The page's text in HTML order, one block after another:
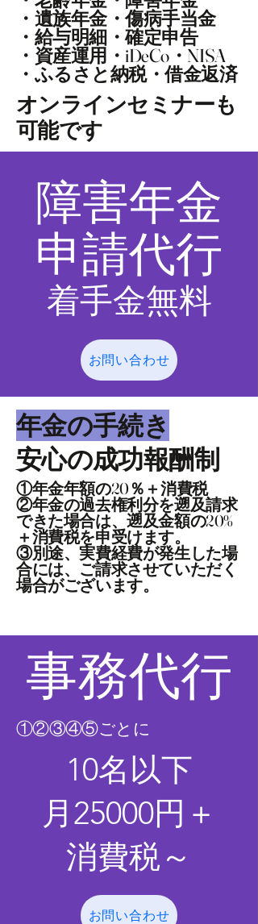
・遺族年金・傷病手当金
・給与明細・確定申告
​・資産運用・iDeCo・NISA
・ふるさと納税・借金返済
​オンラインセミナーも
可能です
​障害年金
申請代行
着手金無料
お問い合わせ
​年金の手続き
​安心の成功報酬制
​①年金年額の20％＋消費税
②年金の過去権利分を遡及請求
できた場合は、遡及金額の20%
＋消費税を申受けます。
​③別途、実費経費が発生した場
合には、ご請求させていただく
場合がございます。
​事務代行
​①②③④⑤ごとに
​10名以下
月 25000円＋
消費税～
お問い合わせ